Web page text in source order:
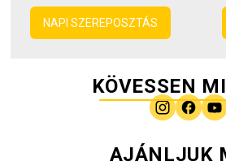
NAPI SZEREPOSZTÁS
KÖVESSEN
AJÁNLJUK